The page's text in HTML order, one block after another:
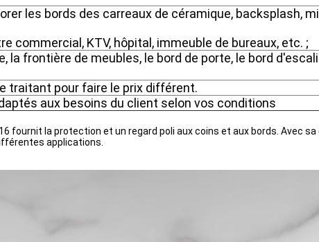
les bords des carreaux de céramique, backsplash,
commercial, KTV, hôpital, immeuble de bureaux, etc. ;
la frontière de meubles, le bord de porte, le bord
traitant pour faire le prix différent.
aux besoins du client selon vos conditions
fournit la protection et un regard poli aux coins et aux bords. Avec
applications.